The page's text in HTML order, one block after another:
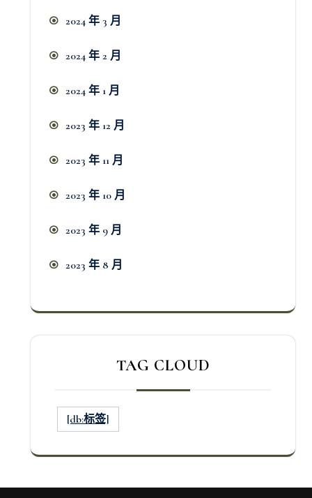
2024 年 3 月
2024 年 2 月
2024 年 1 月
2023 年 12 月
2023 年 11 月
2023 年 10 月
2023 年 9 月
2023 年 8 月
TAG CLOUD
[db:标签]